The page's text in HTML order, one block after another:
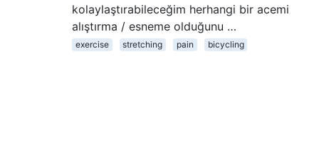
kolaylaştırabileceğim herhangi bir acemi
alıştırma / esneme olduğunu …
exercise stretching pain bicycling